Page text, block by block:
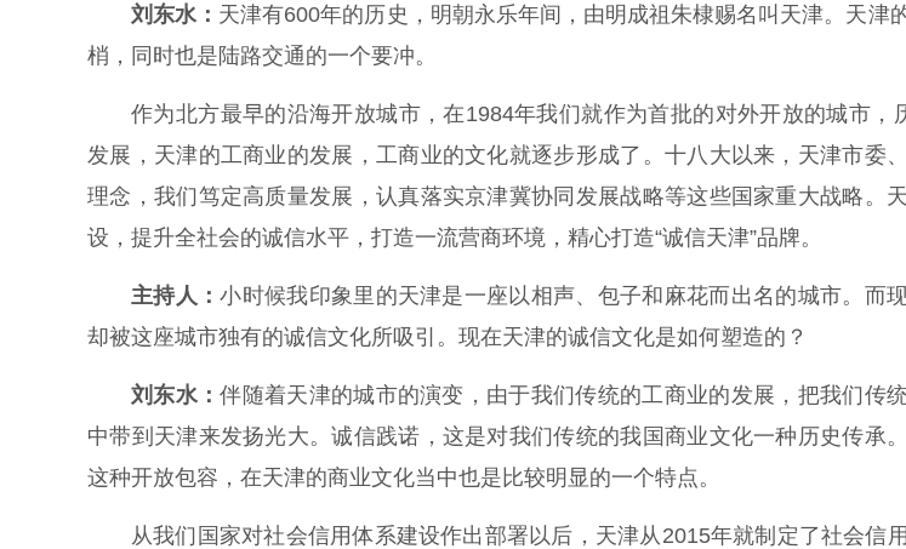
刘东水： 天津有600年的历史，明朝永乐年间，由明成祖朱棣赐名叫天津。天津
梢，同时也是陆路交通的一个要冲。
作为北方最早的沿海开放城市，在1984年我们就作为首批的对外开放的城市，
发展，天津的工商业的发展，工商业的文化就逐步形成了。十八大以来，天津市委
理念，我们笃定高质量发展，认真落实京津冀协同发展战略等这些国家重大战略。
设，提升全社会的诚信水平，打造一流营商环境，精心打造“诚信天津”品牌。
主持人：小时候我印象里的天津是一座以相声、包子和麻花而出名的城市。而
却被这座城市独有的诚信文化所吸引。现在天津的诚信文化是如何塑造的？
刘东水：伴随着天津的城市的演变，由于我们传统的工商业的发展，把我们传
中带到天津来发扬光大。诚信践诺，这是对我们传统的我国商业文化一种历史传承
这种开放包容，在天津的商业文化当中也是比较明显的一个特点。
从我们国家对社会信用体系建设作出部署以后，天津从2015年就制定了社会信